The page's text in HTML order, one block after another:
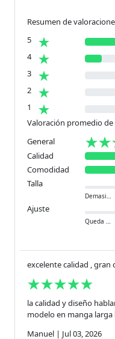
Resumen de
5
4
3
2
1
Valoración promedio de
General
Calidad
Comodidad
Talla
Demasiado pequeño
Ajuste
Queda ajustado
excelente calidad , gran
la calidad y diseño
modelo en manga
Manuel | Jul 03, 2026